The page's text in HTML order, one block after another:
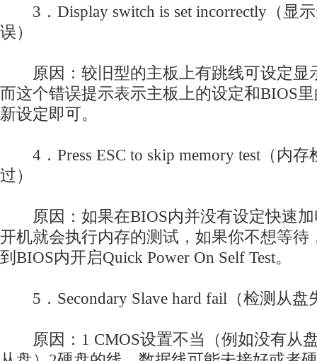
3．Display switch is set incorrectly（显
误）
原因：较旧型的主板上有跳线可设定显
而这个错误提示表示主板上的设定和BIOS
新设定即可。
4．Press ESC to skip memory test（内存
过）
原因：如果在BIOS内并没有设定快速加
开机就会执行内存的测试，如果你不想等待
到BIOS内开启Quick Power On Self Test。
5．Secondary Slave hard fail（检测从盘
原因：1 CMOS设置不当（例如没有从